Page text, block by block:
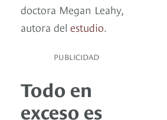
doctora Megan Leahy,
autora del estudio.
PUBLICIDAD
Todo en
exceso es